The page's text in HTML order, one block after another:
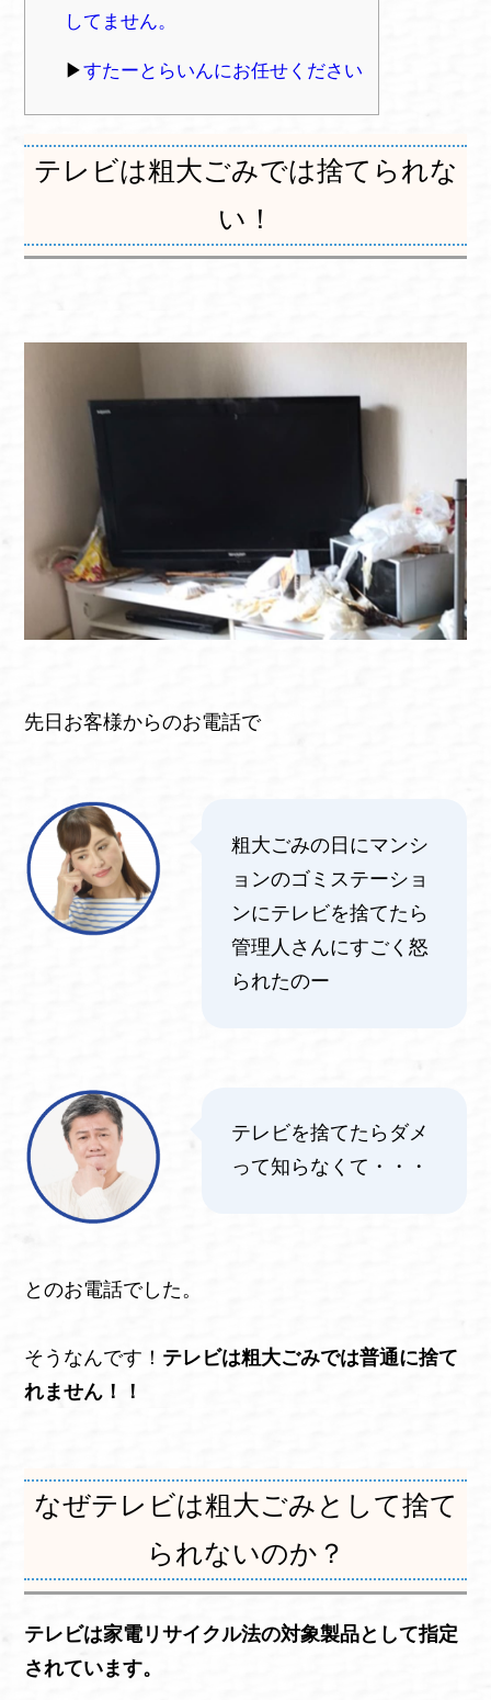
してません。
すたーとらいんにお任せください
テレビは粗大ごみでは捨てられな
い！
先日お客様からのお電話で
粗大ごみの日にマンシ
ョンのゴミステーショ
ンにテレビを捨てたら
管理人さんにすごく怒
られたのー
テレビを捨てたらダメ
って知らなくて・・・
とのお電話でした。
そうなんです！ テレビは粗大ごみでは普通に捨て
れません！！
なぜテレビは粗大ごみとして捨て
られないのか？
テレビは家電リサイクル法の対象製品として指定
されています。